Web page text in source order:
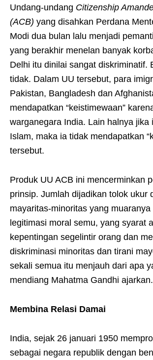
Undang-undang Citizenship
(ACB) yang disahkan Perdana
Modi dua bulan lalu menjadi
yang berakhir menelan banyak
Delhi itu dinilai sangat diskriminatif.
tidak. Dalam UU tersebut, para
Pakistan, Bangladesh dan
mendapatkan “keistimewaan”
warganegara India. Lain halnya jika
Islam, maka ia tidak mendapatkan
tersebut.
Produk UU ACB ini mencerminkan
prinsip. Jumlah dijadikan tolok ukur
mayaritas-minoritas yang muaranya
legitimasi moral semu, yang syarat
kepentingan segelintir orang dan
diskriminasi minoritas dan tirani
sekali semua itu menjauh dari apa
mendiang Mahatma Gandhi ajarkan.
Membina Relasi Damai
India, sejak 26 januari 1950
sebagai negara republik dengan